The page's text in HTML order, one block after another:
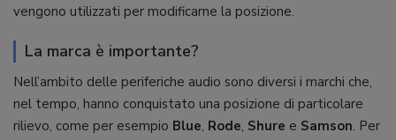
vengono utilizzati per modificarne la posizione.
La marca è importante?
Nell’ambito delle periferiche audio sono diversi i marchi che,
nel tempo, hanno conquistato una posizione di particolare
rilievo, come per esempio Blue, Rode, Shure e Samson. Per